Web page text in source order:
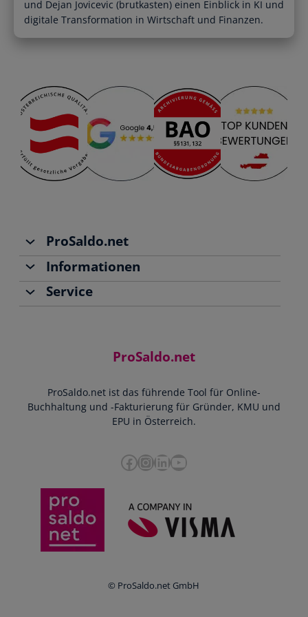
Alle Funktionen
Übersicht & Infos
Übersichtliche Entscheidungshilfen
Registrierte Steuerberater und
Buchhalter
und Dejan Jovicevic (brutkasten) einen Einblick in KI und
digitale Transformation in Wirtschaft und Finanzen.
ProSaldo.net
Über uns
Team
Jobs
Presse
Datenschutz
Informationen
Buchhaltung
Doppelte Buchführung
Bankdatenimport
Zusammenarbeit mit Steuerberater
e-Rechnung an den Bund
Service
Blog
Ratgeber
Newsletter
ProSaldo.net
ProSaldo.net ist das führende Tool für Online-
Buchhaltung und -Fakturierung für Gründer, KMU und
EPU in Österreich.
Facebook InstagramLinkedIn YouTube
© ProSaldo.net GmbH